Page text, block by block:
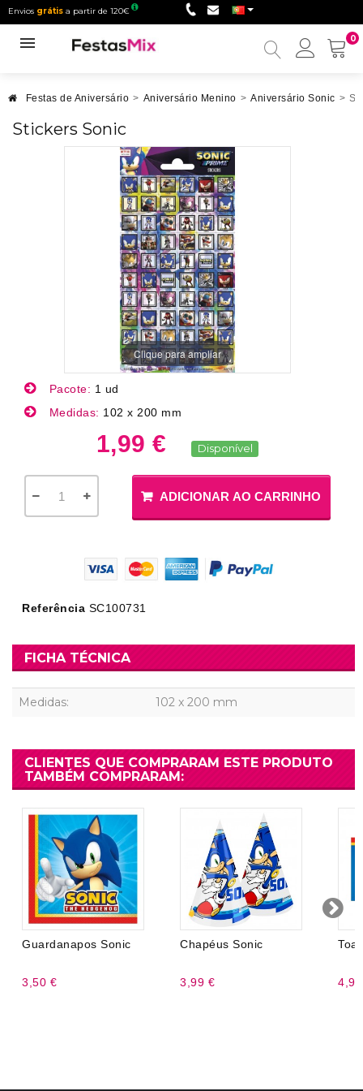
Envios grátis a partir de 120€
0
Minha
Festas de Aniversário > Aniversário Menino > Aniversário Sonic >
Stickers Sonic
Clique para ampliar
Pacote: 1 ud
Medidas: 102 x 200 mm
1,99 € Disponível
ADICIONAR AO CARRINHO
Referência SC100731
FICHA TÉCNICA
Medidas: 102 x 200 mm
CLIENTES QUE COMPRARAM ESTE PRODUTO
TAMBÉM COMPRARAM:
Guardanapos Sonic
3,50 €
Chapéus Sonic
3,99 €